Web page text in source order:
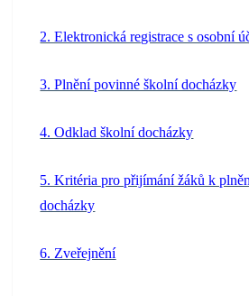
2. Elektronická registrace s osobní
3. Plnění povinné školní docházky
4. Odklad školní docházky
5. Kritéria pro přijímání žáků k
docházky
6. Zveřejnění